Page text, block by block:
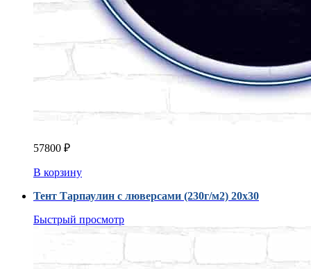
57800 ₽
В корзину
Тент Тарпаулин с люверсами (230г/м2) 20x30
Быстрый просмотр